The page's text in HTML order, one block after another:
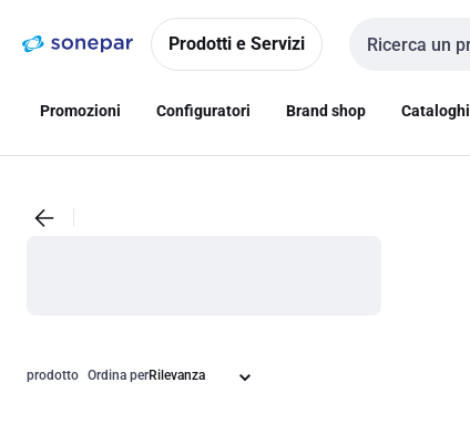
navigazionealla
Prodotti e Servizi
Cerca input
Promozioni Configuratori Brand shop Cataloghi
prodotto Ordina per